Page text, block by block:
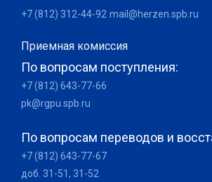
+7 (812) 312-44-92 mail@herzen.spb.ru
Приемная комиссия
По вопросам поступления:
+7 (812) 643-77-66
pk@rgpu.spb.ru
По вопросам переводов и
+7 (812) 643-77-67
доб. 31-51, 31-52